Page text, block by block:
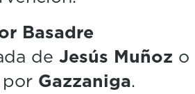
Basadre
de Jesús Muñoz o
Gazzaniga.